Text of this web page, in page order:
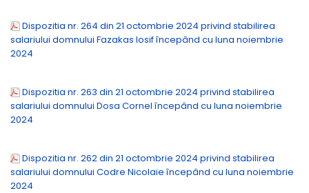
Dispozitia nr. 264 din 21 octombrie 2024 privind stabilirea
salariului domnului Fazakas Iosif începând cu luna noiembrie
2024
Dispozitia nr. 263 din 21 octombrie 2024 privind stabilirea
salariului domnului Dosa Cornel începând cu luna noiembrie
2024
Dispozitia nr. 262 din 21 octombrie 2024 privind stabilirea
salariului domnului Codre Nicolaie începând cu luna noiembrie
2024